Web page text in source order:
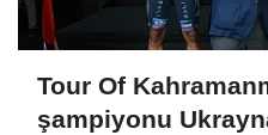
Tour Of
şampiyonu